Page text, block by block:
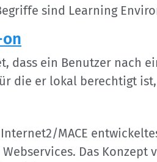
sind Learning
on
dass ein Benutzer nach
die er lokal berechtigt
MACE
Das